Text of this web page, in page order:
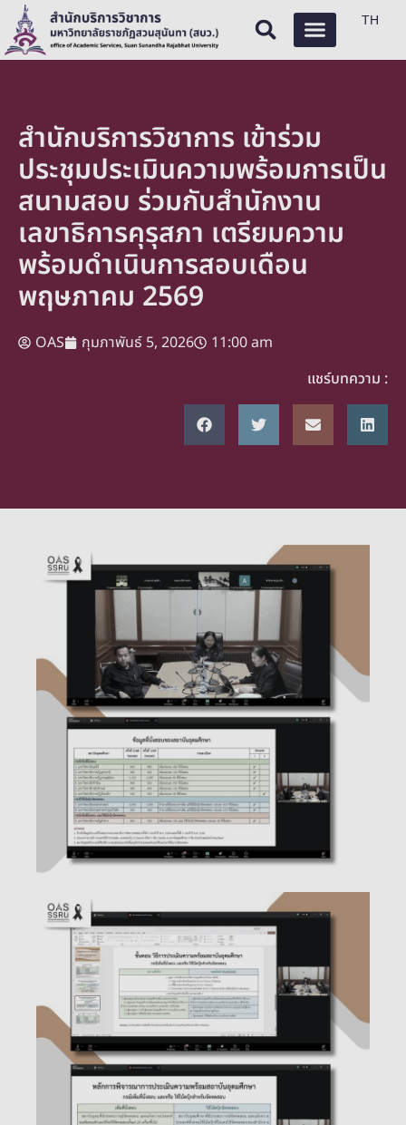
TH
สำนักบริการวิชาการ เข้าร่วม
ประชุมประเมินความพร้อมการเป็น
สนามสอบ ร่วมกับสำนักงาน
เลขาธิการคุรุสภา เตรียมความ
พร้อมดำเนินการสอบเดือน
พฤษภาคม 2569
OAS กุมภาพันธ์ 5, 2026
11:00 am
แชร์บทความ :